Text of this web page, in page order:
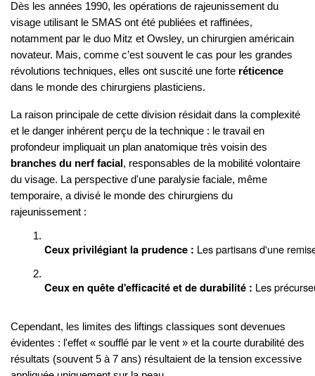
Dès les années 1990, les opérations de rajeunissement du
visage utilisant le SMAS ont été publiées et raffinées,
notamment par le duo Mitz et Owsley, un chirurgien américain
novateur. Mais, comme c’est souvent le cas pour les grandes
révolutions techniques, elles ont suscité une forte réticence
dans le monde des chirurgiens plasticiens.
La raison principale de cette division résidait dans la complexité
et le danger inhérent perçu de la technique : le travail en
profondeur impliquait un plan anatomique très voisin des
branches du nerf facial , responsables de la mobilité volontaire
du visage. La perspective d'une paralysie faciale, même
temporaire, a divisé le monde des chirurgiens du
rajeunissement :
Ceux privilégiant la prudence : Les partisans d'une
Ceux en quête d'efficacité et de durabilité : Les
Cependant, les limites des liftings classiques sont devenues
évidentes : l'effet « soufflé par le vent » et la courte durabilité des
résultats (souvent 5 à 7 ans) résultaient de la tension excessive